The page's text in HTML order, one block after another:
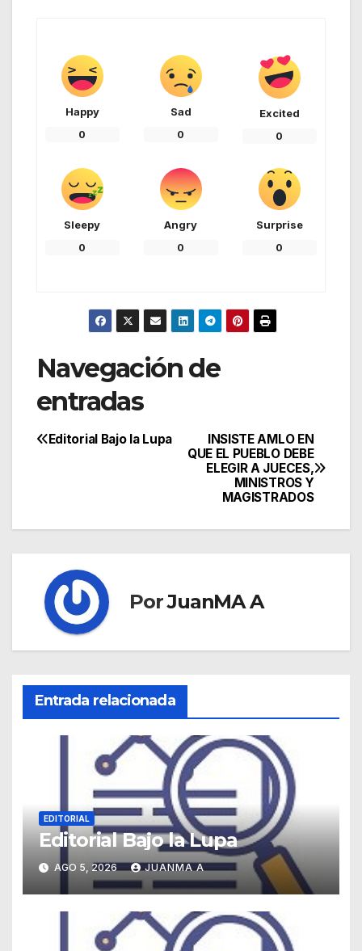
Happy
0
Sad
0
Excited
0
Sleepy
0
Angry
0
Surprise
0
Navegación de
entradas
INSISTE AMLO EN
QUE EL PUEBLO DEBE
ELEGIR A JUECES,
MINISTROS Y
MAGISTRADOS
Editorial Bajo la Lupa
PorJuanMA A
Entrada relacionada
EDITORIAL
Editorial Bajo la Lupa
AGO 5, 2026 JUANMA A